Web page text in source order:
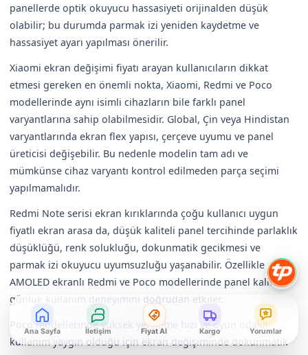
panellerde optik okuyucu hassasiyeti orijinalden düşük
olabilir; bu durumda parmak izi yeniden kaydetme ve
hassasiyet ayarı yapılması önerilir.
Xiaomi ekran değişimi fiyatı arayan kullanıcıların dikkat
etmesi gereken en önemli nokta, Xiaomi, Redmi ve Poco
modellerinde aynı isimli cihazların bile farklı panel
varyantlarına sahip olabilmesidir. Global, Çin veya Hindistan
varyantlarında ekran flex yapısı, çerçeve uyumu ve panel
üreticisi değişebilir. Bu nedenle modelin tam adı ve
mümkünse cihaz varyantı kontrol edilmeden parça seçimi
yapılmamalıdır.
Redmi Note serisi ekran kırıklarında çoğu kullanıcı uygun
fiyatlı ekran arasa da, düşük kaliteli panel tercihinde parlaklık
düşüklüğü, renk solukluğu, dokunmatik gecikmesi ve
parmak izi okuyucu uyumsuzluğu yaşanabilir. Özellikle
AMOLED ekranlı Redmi ve Poco modellerinde panel kalitesi
günlük kullanım deneyimini doğrudan etkiler.
Poco modellerinde yüksek yenileme hızı ve oyun odaklı
kullanım yaygın olduğu için ekran değişiminde dokunmatik
Ana Sayfa İletişim Fiyat Al Kargo Yorumlar